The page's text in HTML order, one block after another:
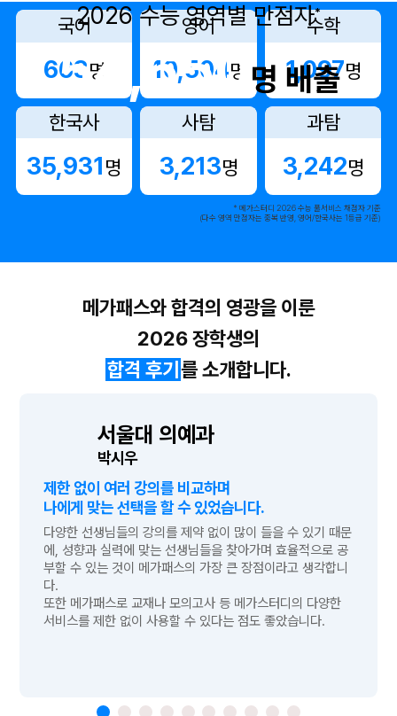
2026 수능 영역별 만점자*
54,650 명 배출
국어
663명
영어
10,504명
수학
1,097명
한국사
35,931명
사탐
3,213명
과탐
3,242명
* 메가스터디 2026 수능 풀서비스 채점자 기준
(다수 영역 만점자는 중복 반영, 영어/한국사는 1등급 기준)
메가패스와 합격의 영광을 이룬
2026 장학생의
합격 후기 를 소개합니다.
서울대 의예과
박시우
제한 없이 여러 강의를 비교하며
나에게 맞는 선택을 할 수 있었습니다.
다양한 선생님들의 강의를 제약 없이 많이 들을 수 있기 때문
에, 성향과 실력에 맞는 선생님들을 찾아가며 효율적으로 공
부할 수 있는 것이 메가패스의 가장 큰 장점이라고 생각합니
다.
또한 메가패스로 교재나 모의고사 등 메가스터디의 다양한
서비스를 제한 없이 사용할 수 있다는 점도 좋았습니다.